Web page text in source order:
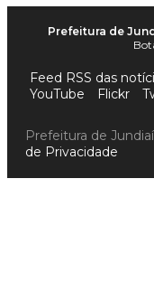
Prefeitura de
Feed RSS das
YouTube
Flickr
Prefeitura de
de Privacidade